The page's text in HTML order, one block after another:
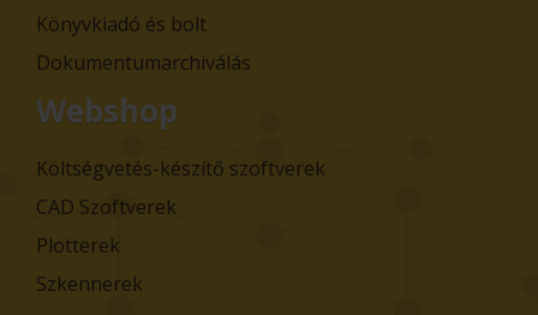
Könyvkiadó és bolt
Dokumentumarchiválás
Webshop
Költségvetés-készítő szoftverek
CAD Szoftverek
Plotterek
Szkennerek